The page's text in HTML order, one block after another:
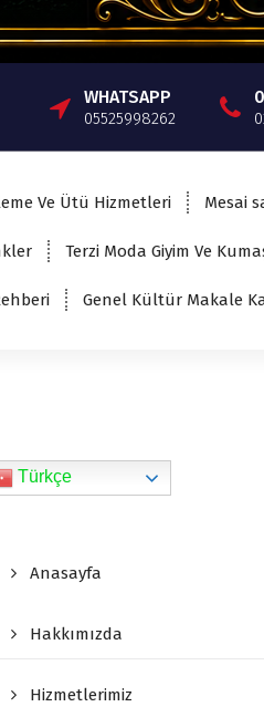
WHATSAPP
05525998262
Ve Ütü Hizmetleri Mesai
Terzi Moda Giyim Ve
Genel Kültür Makale
Türkçe
Anasayfa
Hakkımızda
Hizmetlerimiz